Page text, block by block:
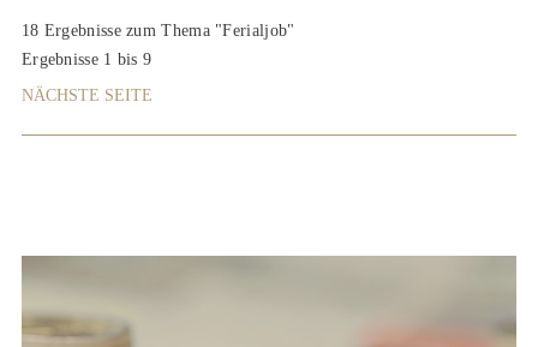
18 Ergebnisse zum Thema "Ferialjob"
Ergebnisse 1 bis 9
NÄCHSTE SEITE